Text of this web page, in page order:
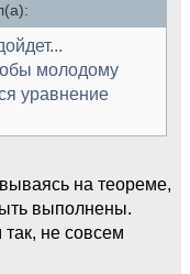
молодому
уравнение
на теореме,
выполнены.
так, не совсем